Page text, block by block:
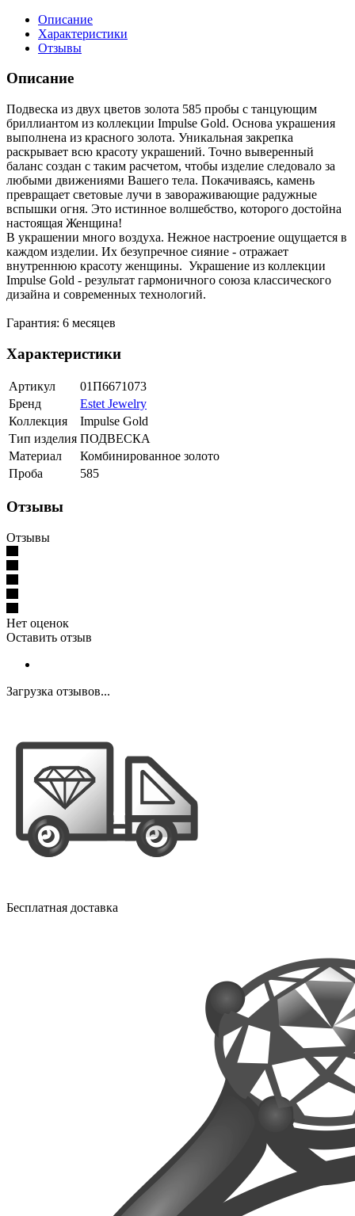
Описание
Характеристики
Отзывы
Описание
Подвеска из двух цветов золота 585 пробы с танцующим
бриллиантом из коллекции Impulse Gold. Основа украшения
выполнена из красного золота. Уникальная закрепка
раскрывает всю красоту украшений. Точно выверенный
баланс создан с таким расчетом, чтобы изделие следовало за
любыми движениями Вашего тела. Покачиваясь, камень
превращает световые лучи в завораживающие радужные
вспышки огня. Это истинное волшебство, которого достойна
настоящая Женщина!
В украшении много воздуха. Нежное настроение ощущается в
каждом изделии. Их безупречное сияние - отражает
внутреннюю красоту женщины. Украшение из коллекции
Impulse Gold - результат гармоничного союза классического
дизайна и современных технологий.
Гарантия: 6 месяцев
Характеристики
Артикул
01П6671073
Бренд
Estet Jewelry
Коллекция
Impulse Gold
Тип изделия ПОДВЕСКА
Материал
Комбинированное золото
Проба
585
Отзывы
Отзывы
Нет оценок
Оставить отзыв
Загрузка отзывов...
Бесплатная доставка